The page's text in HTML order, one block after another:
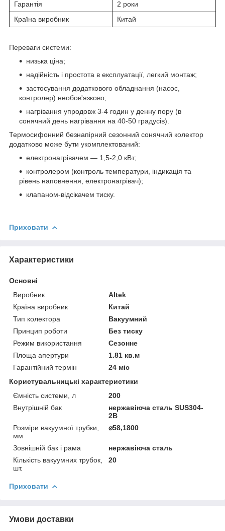
Гарантія
2 роки
Країна виробник
Китай
Переваги системи:
низька ціна;
надійність і простота в експлуатації, легкий монтаж;
застосування додаткового обладнання (насос,
контролер) необов'язково;
нагрівання упродовж 3-4 годин у денну пору (в
сонячний день нагрівання на 40-50 градусів).
Термосифонний безнапірний сезонний сонячний колектор
додатково може бути укомплектований:
електронагрівачем — 1,5-2,0 кВт;
контролером (контроль температури, індикація та
рівень наповнення, електронагрівач);
клапаном-відсікачем тиску.
Приховати
Характеристики
Основні
Виробник
Altek
Країна виробник
Китай
Тип колектора
Вакуумний
Принцип роботи
Без тиску
Режим використання
Сезонне
Площа апертури
1.81 кв.м
Гарантійний термін
24 міс
Користувальницькі характеристики
Ємність системи, л
200
Внутрішній бак
нержавіюча сталь SUS304-
2B
Розміри вакуумної трубки,
мм
⌀58,1800
Зовнішній бак і рама
нержавіюча сталь
Кількість вакуумних трубок,
шт.
20
Приховати
Умови доставки